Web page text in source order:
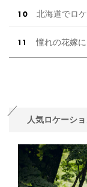
北海道でロ
憧れの花嫁
人気ロケーシ